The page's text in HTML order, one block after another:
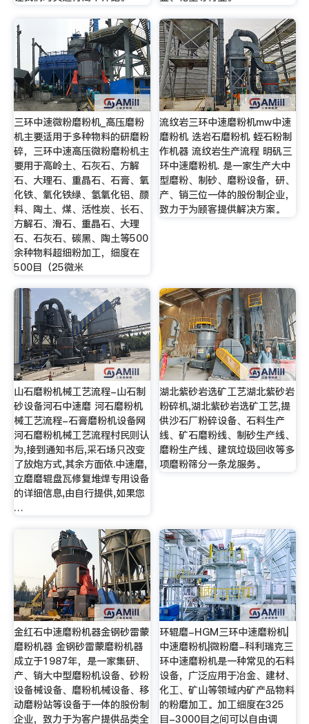
三环中速微粉磨粉机_高压磨粉
机主要适用于多种物料的研磨粉
碎，三环中速高压微粉磨粉机主
要用于高岭土、石灰石、方解
石、大理石、重晶石、石膏、氧
化铁、氧化铁绿、氢氧化铝、颜
料、陶土、煤、活性炭、长石、
方解石、滑石、重晶石、大理
石、石灰石、碳黑、陶土等500
余种物料超细粉加工，细度在
500目（25微米
流纹岩三环中速磨粉机mw中速
磨粉机 迭岩石磨粉机 蛭石粉制
作机器 流纹岩生产流程 明矾三
环中速磨粉机. 是一家生产大中
型磨粉、制砂、磨粉设备，研、
产、销三位一体的股份制企业，
致力于为顾客提供解决方案。
山石磨粉机械工艺流程-山石制
砂设备河石中速磨 河石磨粉机
械工艺流程-石膏磨粉机设备网
河石磨粉机械工艺流程村民则认
为,接到通知书后,采石场只改变
了放炮方式,其余方面依.中速磨,
立磨磨辊盘瓦修复堆焊专用设备
的详细信息,由自行提供,如果您
…
湖北紫砂岩选矿工艺湖北紫砂岩
粉碎机,湖北紫砂岩选矿工艺,提
供沙石厂粉碎设备、石料生产
线、矿石磨粉线、制砂生产线、
磨粉生产线、建筑垃圾回收等多
项磨粉筛分一条龙服务。
金红石中速磨粉机器金钢砂雷蒙
磨粉机器 金钢砂雷蒙磨粉机器
成立于1987年，是一家集研、
产、销大中型磨粉机设备、砂粉
设备械设备、磨粉机械设备、移
动磨粉站等设备于一体的股份制
企业，致力于为客户提供品类全
环辊磨-HGM三环中速磨粉机|
中速磨粉机|微粉磨-科利瑞克三
环中速磨粉机是一种常见的石料
设备，广泛应用于冶金、建材、
化工、矿山等领域内矿产品物料
的粉磨加工。加工细度在325
目-3000目之间可以自由调